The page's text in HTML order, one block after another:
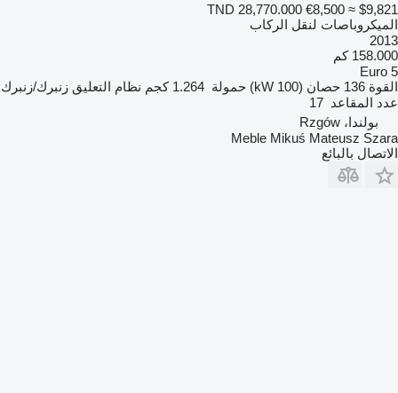
TND 28,770.000 €8,500 ≈ $9,821
الميكروباصات لنقل الركاب
2013
158.000 كم
Euro 5
القوة 136 حصان (100 kW) حمولة 1.264 كجم نظام التعليق زنبرك/زنبرك
عدد المقاعد 17
بولندا، Rzgów
Meble Mikuś Mateusz Szara
الاتصال بالبائع